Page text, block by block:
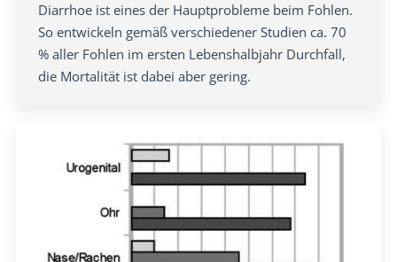
Diarrhoe ist eines der Hauptprobleme beim Fohlen.
So entwickeln gemäß verschiedener Studien ca. 70
% aller Fohlen im ersten Lebenshalbjahr Durchfall,
die Mortalität ist dabei aber gering.